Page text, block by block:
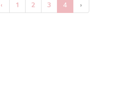
‹ 1 2 3 4 ›